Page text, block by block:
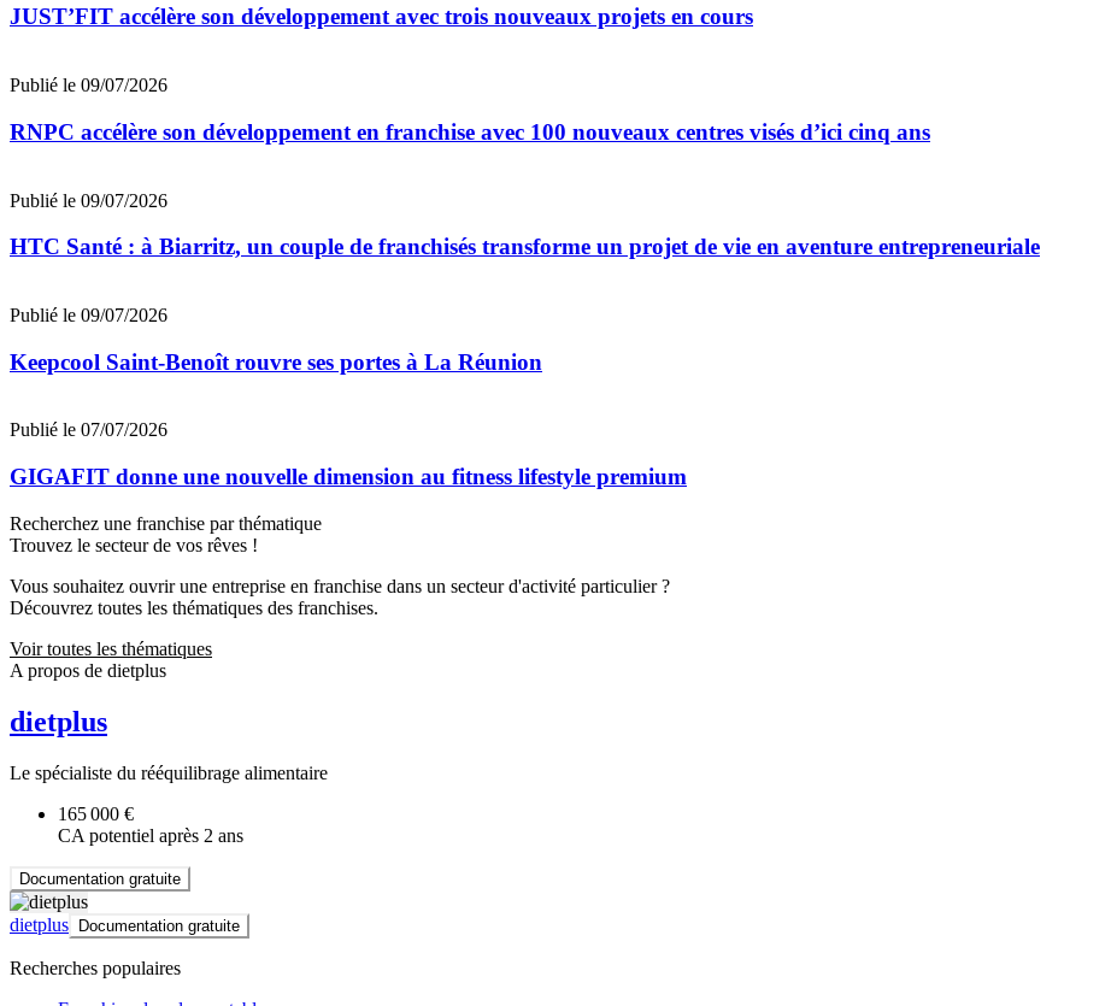
JUST’FIT accélère son développement avec trois nouveaux projets en cours
Publié le 09/07/2026
RNPC accélère son développement en franchise avec 100 nouveaux centres visés d’ici cinq ans
Publié le 09/07/2026
HTC Santé : à Biarritz, un couple de franchisés transforme un projet de vie en aventure entrepreneuriale
Publié le 09/07/2026
Keepcool Saint-Benoît rouvre ses portes à La Réunion
Publié le 07/07/2026
GIGAFIT donne une nouvelle dimension au fitness lifestyle premium
Recherchez une franchise par thématique
Trouvez le secteur de vos rêves !
Vous souhaitez ouvrir une entreprise en franchise dans un secteur d'activité particulier ?
Découvrez toutes les thématiques des franchises.
Voir toutes les thématiques
A propos de dietplus
dietplus
Le spécialiste du rééquilibrage alimentaire
165 000 €
CA potentiel après 2 ans
Documentation gratuite
dietplus Documentation gratuite
Recherches populaires